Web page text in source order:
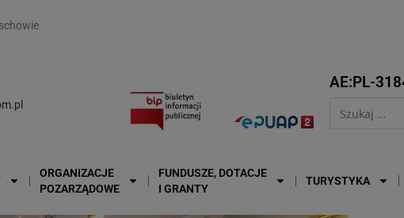
AE:PL-
ORGANIZACJE
POZARZĄDOWE
FUNDUSZE, DOTACJE
I GRANTY
TURYSTYKA